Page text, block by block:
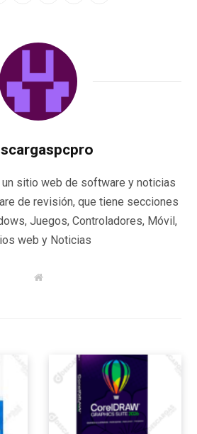
sitio web de software y noticias
de revisión, que tiene secciones
Juegos, Controladores, Móvil,
web y Noticias
W